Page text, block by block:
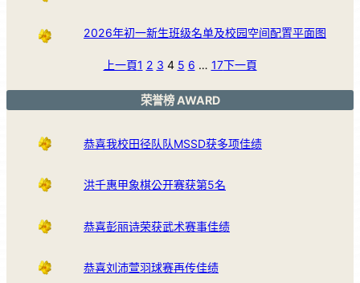
2026年初一新生班级名单及校园空间配置平面图
上一頁1 2 3 4 5 6 … 17下一頁
荣誉榜 AWARD
恭喜我校田径队队MSSD获多项佳绩
洪千惠甲象棋公开赛获第5名
恭喜彭丽诗荣获武术赛事佳绩
恭喜刘沛萱羽球赛再传佳绩